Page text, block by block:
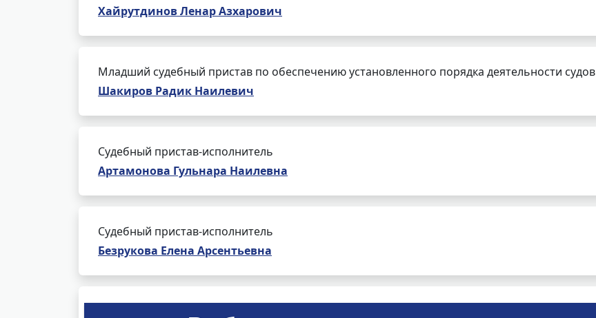
Хайрутдинов Ленар Азхарович
Младший судебный пристав по обеспечению установленного порядка деятельности судов
Шакиров Радик Наилевич
Судебный пристав-исполнитель
Артамонова Гульнара Наилевна
Судебный пристав-исполнитель
Безрукова Елена Арсентьевна